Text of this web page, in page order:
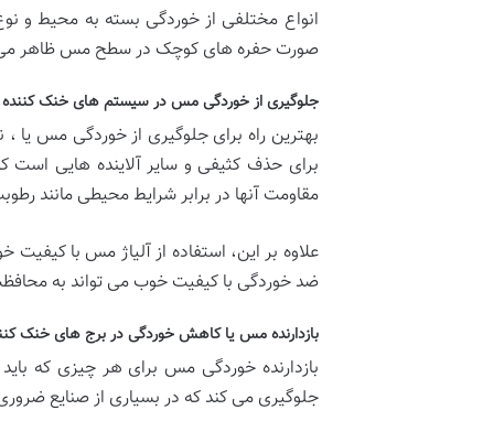
انواع مختلفی از خوردگی بسته به محیط و
صورت حفره های کوچک در سطح مس ظاهر
جلوگیری از خوردگی مس در سیستم های خنک کننده
بهترین راه برای جلوگیری از خوردگی مس
برای حذف کثیفی و سایر آلاینده هایی است
مقاومت آنها در برابر شرایط محیطی مانند
علاوه بر این، استفاده از آلیاژ مس با
ضد خوردگی با کیفیت خوب می تواند به
بازدارنده مس یا کاهش خوردگی در برج های خنک
بازدارنده خوردگی مس برای هر چیزی که
جلوگیری می کند که در بسیاری از صنایع